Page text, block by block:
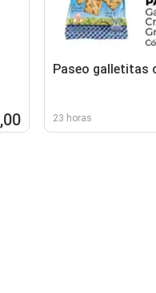
Paseo galletitas
23 horas